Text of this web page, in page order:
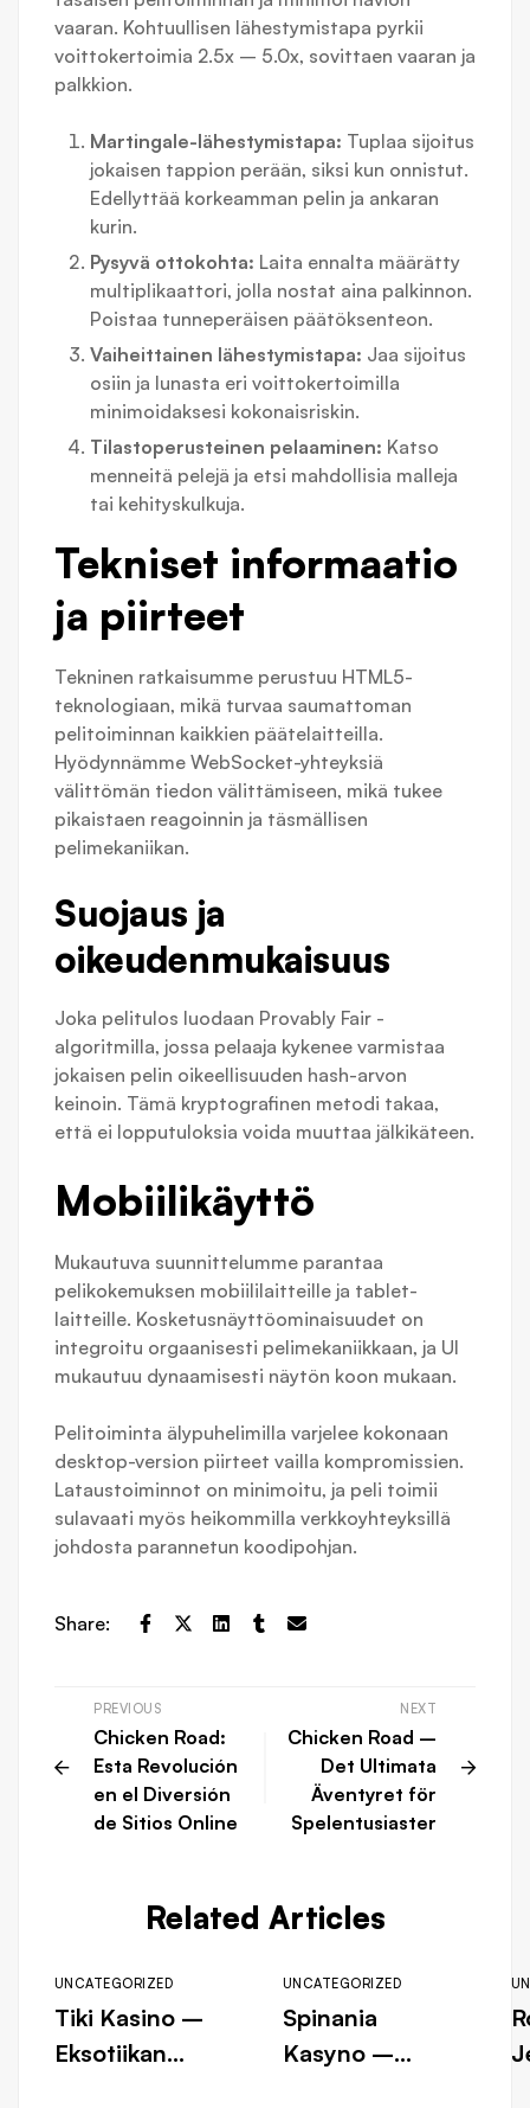
vaaran. Kohtuullisen lähestymistapa pyrkii
voittokertoimia 2.5x – 5.0x, sovittaen vaaran ja
palkkion.
Martingale-lähestymistapa: Tuplaa sijoitus
jokaisen tappion perään, siksi kun onnistut.
Edellyttää korkeamman pelin ja ankaran
kurin.
Pysyvä ottokohta: Laita ennalta määrätty
multiplikaattori, jolla nostat aina palkinnon.
Poistaa tunneperäisen päätöksenteon.
Vaiheittainen lähestymistapa: Jaa sijoitus
osiin ja lunasta eri voittokertoimilla
minimoidaksesi kokonaisriskin.
Tilastoperusteinen pelaaminen: Katso
menneitä pelejä ja etsi mahdollisia malleja
tai kehityskulkuja.
Tekniset informaatio
ja piirteet
Tekninen ratkaisumme perustuu HTML5-
teknologiaan, mikä turvaa saumattoman
pelitoiminnan kaikkien päätelaitteilla.
Hyödynnämme WebSocket-yhteyksiä
välittömän tiedon välittämiseen, mikä tukee
pikaistaen reagoinnin ja täsmällisen
pelimekaniikan.
Suojaus ja
oikeudenmukaisuus
Joka pelitulos luodaan Provably Fair -
algoritmilla, jossa pelaaja kykenee varmistaa
jokaisen pelin oikeellisuuden hash-arvon
keinoin. Tämä kryptografinen metodi takaa,
että ei lopputuloksia voida muuttaa jälkikäteen.
Mobiilikäyttö
Mukautuva suunnittelumme parantaa
pelikokemuksen mobiililaitteille ja tablet-
laitteille. Kosketusnäyttöominaisuudet on
integroitu orgaanisesti pelimekaniikkaan, ja UI
mukautuu dynaamisesti näytön koon mukaan.
Pelitoiminta älypuhelimilla varjelee kokonaan
desktop-version piirteet vailla kompromissien.
Lataustoiminnot on minimoitu, ja peli toimii
sulavaati myös heikommilla verkkoyhteyksillä
johdosta parannetun koodipohjan.
Share:
PREVIOUS
Chicken Road:
Esta Revolución
en el Diversión
de Sitios Online
NEXT
Chicken Road –
Det Ultimata
Äventyret för
Spelentusiaster
Related Articles
UNCATEGORIZED
Tiki Kasino –
Eksotiikan
UNCATEGORIZED
Spinania
Kasyno –